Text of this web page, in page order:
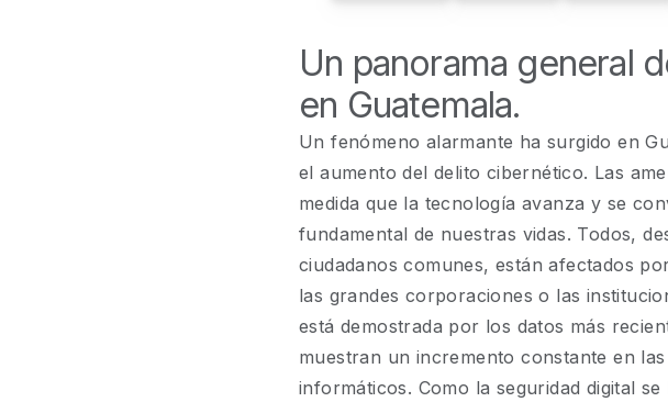
Un panorama general
en Guatemala.
Un fenómeno alarmante ha surgido en
el aumento del delito cibernético. Las
medida que la tecnología avanza y se
fundamental de nuestras vidas. Todos,
ciudadanos comunes, están afectados
las grandes corporaciones o las
está demostrada por los datos más
muestran un incremento constante en
informáticos. Como la seguridad digital